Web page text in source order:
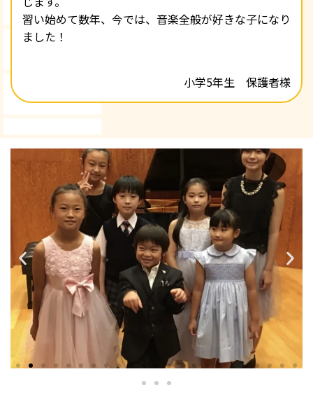
習い始めて数年、今では、音楽全般が好きな子になり
ました！
小学5年生 保護者様